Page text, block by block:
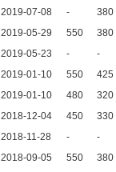
2019-07-08
- 380
2019-05-29
550 380
2019-05-23
- -
2019-01-10
550 425
2019-01-10
480 320
2018-12-04
450 330
2018-11-28
- -
2018-09-05
550 380